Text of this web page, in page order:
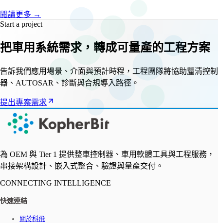
閱讀更多 →
Start a project
把車用系統需求，轉成可量產的工程方案
告訴我們應用場景、介面與預計時程，工程團隊將協助釐清控制
器、AUTOSAR、診斷與合規導入路徑。
提出專案需求
為 OEM 與 Tier 1 提供整車控制器、車用軟體工具與工程服務，
串接架構設計、嵌入式整合、驗證與量產交付。
CONNECTING INTELLIGENCE
快速連結
關於科飛